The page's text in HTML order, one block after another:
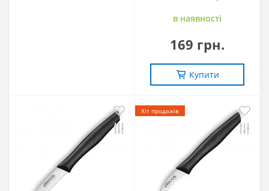
в наявностi
169 грн.
Купити
Хіт продажів